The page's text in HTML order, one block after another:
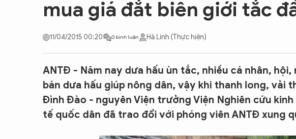
CON ĐƯỜNG KHỞI NGHIỆP
mua giá đắt biên giới tắc
11/04/2015 00:20 0 bình luận Hà Linh (Thực hiện)
ANTĐ - Năm nay dưa hấu ùn tắc, nhiều cá nhân,
bán dưa hấu giúp nông dân, vậy khi thanh long, vải
Đình Đào - nguyên Viện trưởng Viện Nghiên cứu
tế quốc dân đã trao đổi với phóng viên ANTĐ xung